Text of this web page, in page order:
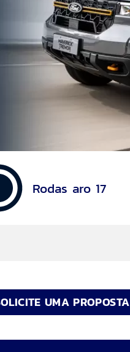
Rodas aro 17
UMA PROPOSTA